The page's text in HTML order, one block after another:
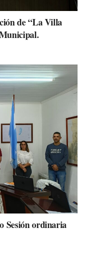
de “La Villa
Sesión ordinaria